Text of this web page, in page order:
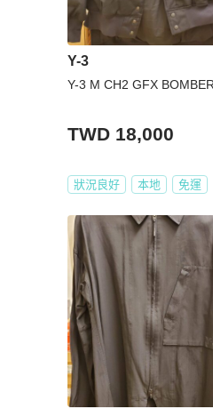
Y-3
Y-3 M CH2 GFX
TWD 18,000
狀況良好 本地 免運